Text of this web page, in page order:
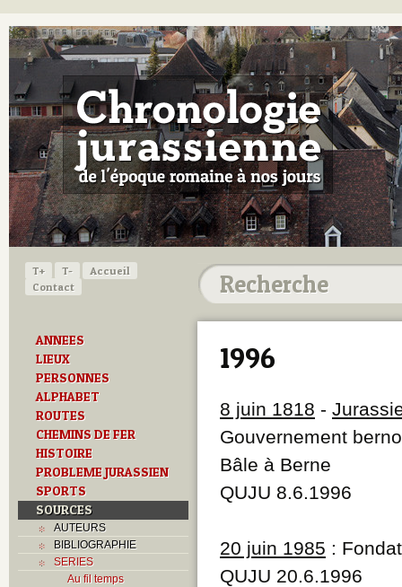
T+ T-
Accueil
Contact
ANNEES
LIEUX
PERSONNES
ALPHABET
ROUTES
CHEMINS DE FER
HISTOIRE
PROBLEME JURASSIEN
SPORTS
SOURCES
AUTEURS
BIBLIOGRAPHIE
SERIES
Au fil temps
1996
8 juin 1818 -
Gouvernement
Bâle à Berne
QUJU 8.6.1996
20 juin 1985 :
QUJU 20.6.1996